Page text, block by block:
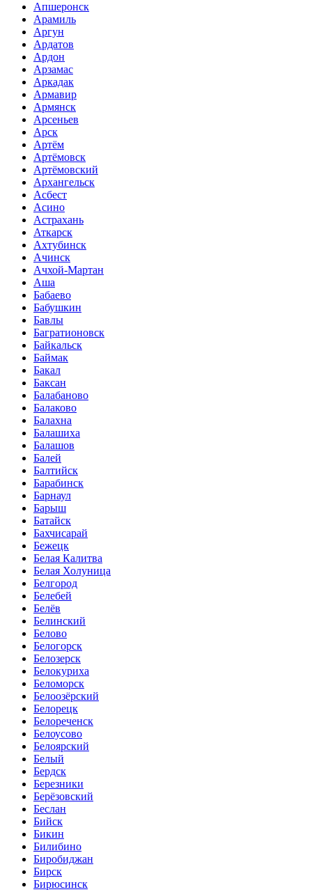
Апшеронск
Арамиль
Аргун
Ардатов
Ардон
Арзамас
Аркадак
Армавир
Армянск
Арсеньев
Арск
Артём
Артёмовск
Артёмовский
Архангельск
Асбест
Асино
Астрахань
Аткарск
Ахтубинск
Ачинск
Ачхой-Мартан
Аша
Бабаево
Бабушкин
Бавлы
Багратионовск
Байкальск
Баймак
Бакал
Баксан
Балабаново
Балаково
Балахна
Балашиха
Балашов
Балей
Балтийск
Барабинск
Барнаул
Барыш
Батайск
Бахчисарай
Бежецк
Белая Калитва
Белая Холуница
Белгород
Белебей
Белёв
Белинский
Белово
Белогорск
Белозерск
Белокуриха
Беломорск
Белоозёрский
Белорецк
Белореченск
Белоусово
Белоярский
Белый
Бердск
Березники
Берёзовский
Беслан
Бийск
Бикин
Билибино
Биробиджан
Бирск
Бирюсинск